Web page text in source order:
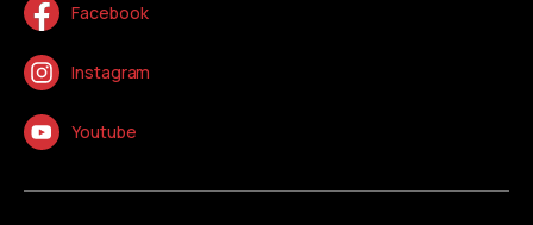
Facebook
Instagram
Youtube